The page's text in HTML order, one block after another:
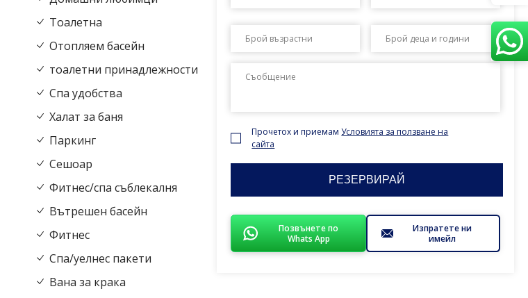
Тоалетна
Отопляем басейн
тоалетни принадлежности
Спа удобства
Халат за баня
Паркинг
Сешоар
Фитнес/спа съблекалня
Вътрешен басейн
Фитнес
Спа/уелнес пакети
Вана за крака
dot
MM
dot
Прочетох и приемамУсловията за ползване на
сайта
Позвънете по
Whats App
Изпратете ни
имейл